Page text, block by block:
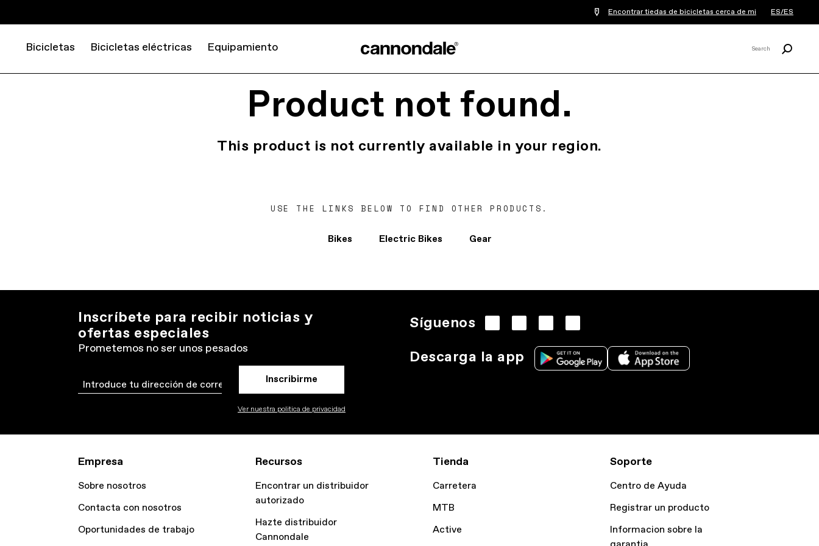
Encontrar tiedas de bicicletas cerca de mi ES/ES
Bicicletas Bicicletas eléctricas Equipamiento Search
Product not found.
This product is not currently available in your region.
USE THE LINKS BELOW TO FIND OTHER PRODUCTS.
Bikes Electric Bikes Gear
Inscríbete para recibir noticias y
ofertas especiales
Prometemos no ser unos pesados
Email Inscribirme
Ver nuestra politica de privacidad
Síguenos
Descarga la app
Empresa
Sobre nosotros
Contacta con nosotros
Oportunidades de trabajo
Recursos
Encontrar un distribuidor
autorizado
Hazte distribuidor
Cannondale
Tienda
Carretera
MTB
Active
Soporte
Centro de Ayuda
Registrar un producto
Informacion sobre la